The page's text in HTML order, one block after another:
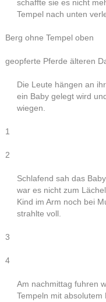
schaffte sie es nicht
Tempel nach unten
Berg ohne Tempel oben
geopferte Pferde älteren
Die Leute hängen an
ein Baby gelegt wird
wiegen.
1
2
Schlafend sah das
war es nicht zum
Kind im Arm noch bei
strahlte voll.
3
4
Am nachmittag fuhren
Tempeln mit